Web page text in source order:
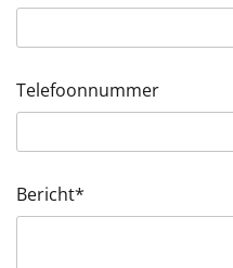
Telefoonnummer
Bericht*